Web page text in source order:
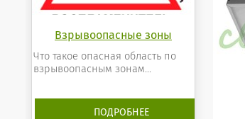
Взрывоопасные зоны
Что такое опасная область по
взрывоопасным зонам...
ПОДРОБНЕЕ